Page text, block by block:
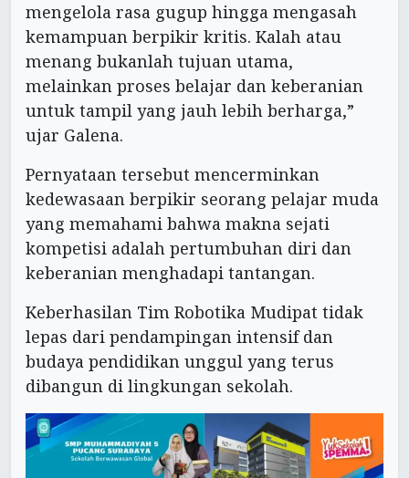
mengelola rasa gugup hingga mengasah
kemampuan berpikir kritis. Kalah atau
menang bukanlah tujuan utama,
melainkan proses belajar dan keberanian
untuk tampil yang jauh lebih berharga,”
ujar Galena.
Pernyataan tersebut mencerminkan
kedewasaan berpikir seorang pelajar muda
yang memahami bahwa makna sejati
kompetisi adalah pertumbuhan diri dan
keberanian menghadapi tantangan.
Keberhasilan Tim Robotika Mudipat tidak
lepas dari pendampingan intensif dan
budaya pendidikan unggul yang terus
dibangun di lingkungan sekolah.